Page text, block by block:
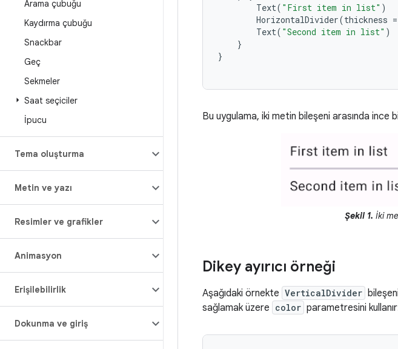
Arama çubuğu
Kaydırma çubuğu
Snackbar
Geç
Sekmeler
Saat seçiciler
İpucu
Tema oluşturma
Metin ve yazı
Resimler ve grafikler
Animasyon
Erişilebilirlik
Dokunma ve giriş
Text( "First item in list" )
HorizontalDivider(thickness =
Text( "Second item in list" )
}
}
Bu uygulama, iki metin bileşeni arasında ince
Şekil 1. İki
Dikey ayırıcı örneği
Aşağıdaki örnekte VerticalDivider
sağlamak üzere color parametresini